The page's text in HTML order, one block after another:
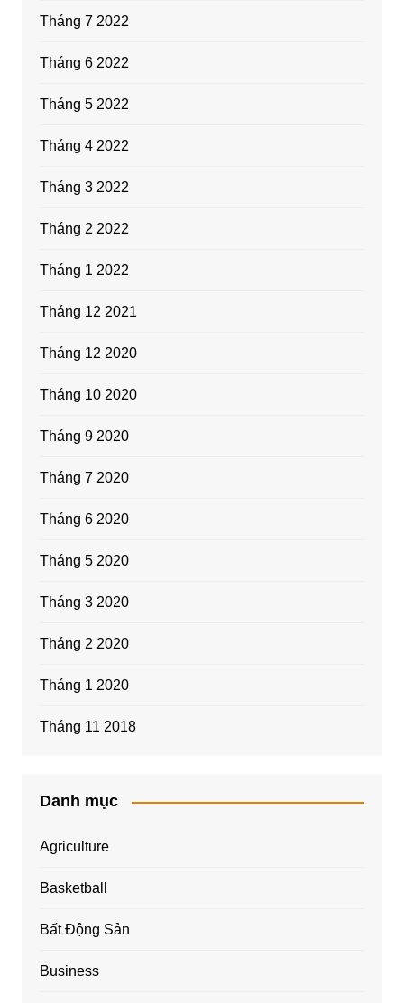
Tháng 7 2022
Tháng 6 2022
Tháng 5 2022
Tháng 4 2022
Tháng 3 2022
Tháng 2 2022
Tháng 1 2022
Tháng 12 2021
Tháng 12 2020
Tháng 10 2020
Tháng 9 2020
Tháng 7 2020
Tháng 6 2020
Tháng 5 2020
Tháng 3 2020
Tháng 2 2020
Tháng 1 2020
Tháng 11 2018
Danh mục
Agriculture
Basketball
Bất Động Sản
Business